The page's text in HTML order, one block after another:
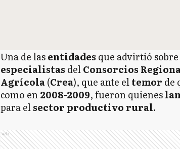
Una de lasentidades que advirtió
especialistas delConsorcios
Agrícola(Crea), que ante eltemor de
como en2008-2009, fueron quienes
para elsector productivo rural.
Ads